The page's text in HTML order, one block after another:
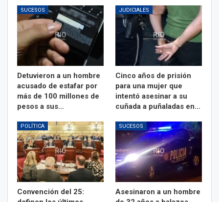
SUCESOS
Detuvieron a un hombre
acusado de estafar por
más de 100 millones de
pesos a sus…
JUDICIALES
Cinco años de prisión
para una mujer que
intentó asesinar a su
cuñada a puñaladas en…
POLÍTICA
Convención del 25:
SUCESOS
Asesinaron a un hombre